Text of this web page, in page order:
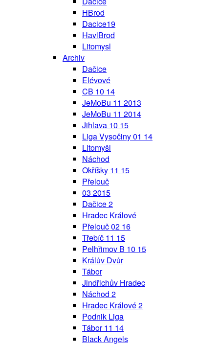
HBrod
Dacice19
HavlBrod
Litomysl
Archiv
Dačice
Elévové
CB 10 14
JeMoBu 11 2013
JeMoBu 11 2014
Jihlava 10 15
Liga Vysočiny 01 14
Litomyšl
Náchod
Okříšky 11 15
Přelouč
03 2015
Dačice 2
Hradec Králové
Přelouč 02 16
Třebíč 11 15
Pelhřimov B 10 15
Králův Dvůr
Tábor
Jindřichův Hradec
Náchod 2
Hradec Králové 2
Podnik Liga
Tábor 11 14
Black Angels